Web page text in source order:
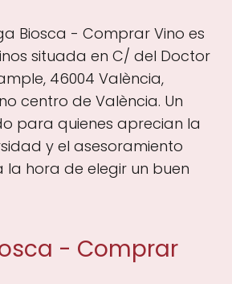
Biosca - Comprar Vino es
situada en C/ del Doctor
46004 València,
centro de València. Un
para quienes aprecian la
y el asesoramiento
la hora de elegir un buen
- Comprar